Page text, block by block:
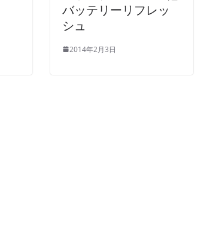
バッテリーリフレッ
シュ
2014年2月3日